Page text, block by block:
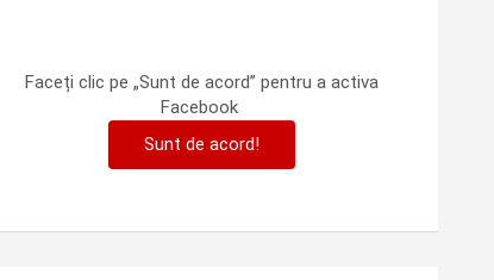
Faceți clic pe „Sunt de acord” pentru a activa
Facebook
Sunt de acord!